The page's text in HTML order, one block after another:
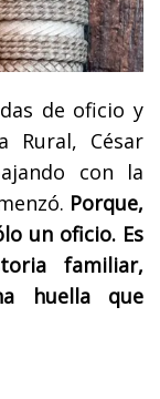
de oficio y
Rural, César
con la
Porque,
un oficio. Es
familiar,
huella que